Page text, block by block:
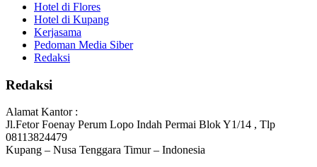
Hotel di Flores
Hotel di Kupang
Kerjasama
Pedoman Media Siber
Redaksi
Redaksi
Alamat Kantor :
Jl.Fetor Foenay Perum Lopo Indah Permai Blok Y1/14 , Tlp
08113824479
Kupang – Nusa Tenggara Timur – Indonesia